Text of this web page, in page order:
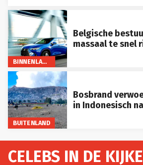
BINNENLAND
Belgische
massaal te snel
BUITENLAND
Bosbrand
in Indonesisch
CELEBS IN DE